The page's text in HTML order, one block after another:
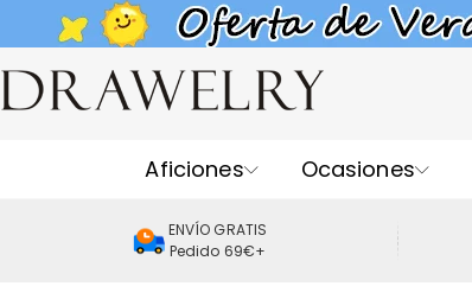
Aficiones Ocasiones
ENVÍO GRATIS
Pedido 69€+